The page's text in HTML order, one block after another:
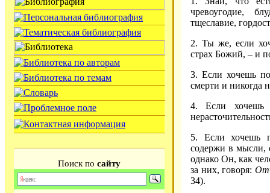
Поиск по сайту
чревоугодие,
тщеславие,
2. Ты же, если
страх Божий, – и
3. Если хочешь
смерти и никогда
4. Если хочешь
5. Если хочешь
содержи в мысли,
однако Он, как
за них, говоря:
34).